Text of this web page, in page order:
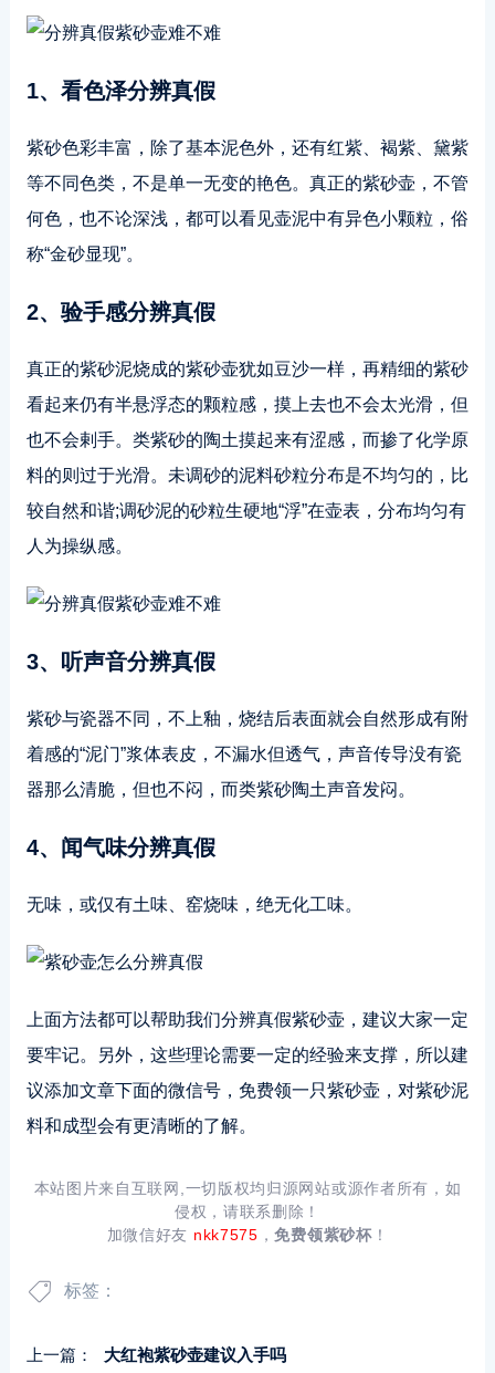
1、看色泽分辨真假
紫砂色彩丰富，除了基本泥色外，还有红紫、褐紫、黛紫
等不同色类，不是单一无变的艳色。真正的紫砂壶，不管
何色，也不论深浅，都可以看见壶泥中有异色小颗粒，俗
称“金砂显现”。
2、验手感分辨真假
真正的紫砂泥烧成的紫砂壶犹如豆沙一样，再精细的紫砂
看起来仍有半悬浮态的颗粒感，摸上去也不会太光滑，但
也不会剌手。类紫砂的陶土摸起来有涩感，而掺了化学原
料的则过于光滑。未调砂的泥料砂粒分布是不均匀的，比
较自然和谐;调砂泥的砂粒生硬地“浮”在壶表，分布均匀有
人为操纵感。
3、听声音分辨真假
紫砂与瓷器不同，不上釉，烧结后表面就会自然形成有附
着感的“泥门”浆体表皮，不漏水但透气，声音传导没有瓷
器那么清脆，但也不闷，而类紫砂陶土声音发闷。
4、闻气味分辨真假
无味，或仅有土味、窑烧味，绝无化工味。
上面方法都可以帮助我们分辨真假紫砂壶，建议大家一定
要牢记。另外，这些理论需要一定的经验来支撑，所以建
议添加文章下面的微信号，免费领一只紫砂壶，对紫砂泥
料和成型会有更清晰的了解。
本站图片来自互联网,一切版权均归源网站或源作者所有，如
侵权，请联系删除！
加微信好友 nkk7575 ，免费领紫砂杯！
标签：
上一篇：
大红袍紫砂壶建议入手吗